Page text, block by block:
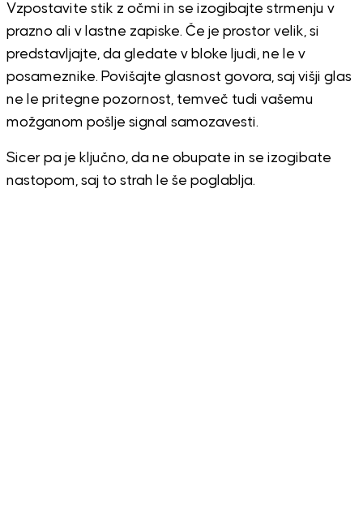
Vzpostavite stik z očmi in se izogibajte strmenju v
prazno ali v lastne zapiske. Če je prostor velik, si
predstavljajte, da gledate v bloke ljudi, ne le v
posameznike. Povišajte glasnost govora, saj višji glas
ne le pritegne pozornost, temveč tudi vašemu
možganom pošlje signal samozavesti.
Sicer pa je ključno, da ne obupate in se izogibate
nastopom, saj to strah le še poglablja.